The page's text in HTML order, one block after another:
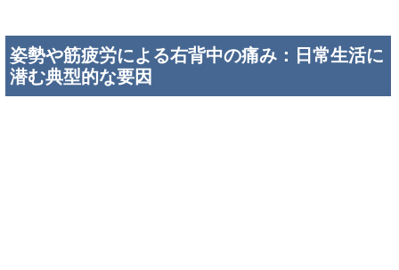
姿勢や筋疲労による右背中の痛み：日常生活に
潜む典型的な要因